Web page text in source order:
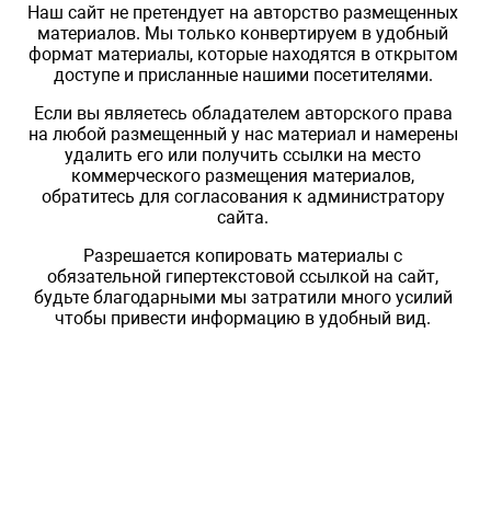
Наш сайт не претендует на авторство размещенных
материалов. Мы только конвертируем в удобный
формат материалы, которые находятся в открытом
доступе и присланные нашими посетителями.
Если вы являетесь обладателем авторского права
на любой размещенный у нас материал и намерены
удалить его или получить ссылки на место
коммерческого размещения материалов,
обратитесь для согласования к администратору
сайта.
Разрешается копировать материалы с
обязательной гипертекстовой ссылкой на сайт,
будьте благодарными мы затратили много усилий
чтобы привести информацию в удобный вид.